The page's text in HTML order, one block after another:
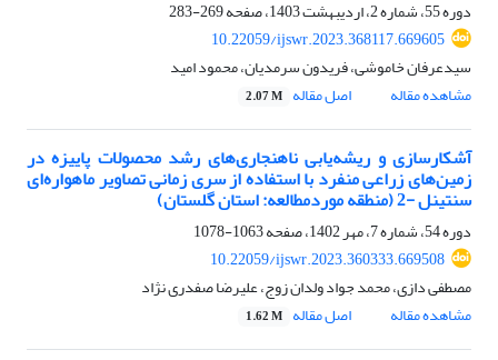
دوره 55، شماره 2، اردیبهشت 1403، صفحه
269-283
10.22059/ijswr.2023.368117.669605
سیدعرفان خاموشی، فریدون سرمدیان، محمود امید
مشاهده مقاله
اصل مقاله 2.07 M
آشکارسازی و ریشه‌یابی ناهنجاری‌های رشد محصولات پاییزه در
زمین‌های زراعی منفرد با استفاده از سری زمانی تصاویر ماهواره‌ای
سنتینل -2 (منطقه موردمطالعه: استان گلستان)
دوره 54، شماره 7، مهر 1402، صفحه
1063-1078
10.22059/ijswr.2023.360333.669508
مصطفی دازی، محمد جواد ولدان زوج، علیرضا صفدری نژاد
مشاهده مقاله
اصل مقاله 1.62 M